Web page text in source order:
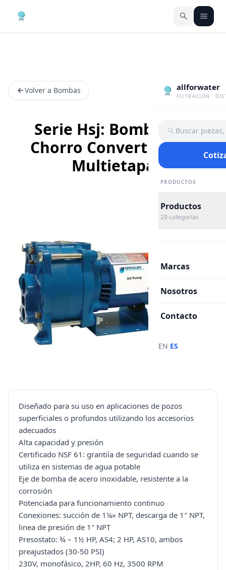
allforwater
FILTRACIÓN ·
Buscar
PRODUCTOS
Productos
29 categorías
Marcas
Nosotros
Contacto
EN·ES
Volver a Bombas
Serie Hsj: Bombas de
Chorro Convertibles a
Multietapa
Diseñado para su uso en aplicaciones de pozos
superficiales o profundos utilizando los accesorios
adecuados
Alta capacidad y presión
Certificado NSF 61: grantiía de seguridad cuando se
utiliza en sistemas de agua potable
Eje de bomba de acero inoxidable, resistente a la
corrosión
Potenciada para funcionamiento continuo
Conexiones: succión de 1¼» NPT, descarga de 1″ NPT,
linea de presión de 1″ NPT
Presostato: ¾ – 1½ HP, AS4; 2 HP, AS10, ambos
preajustados (30-50 PSI)
230V, monofásico, 2HP, 60 Hz, 3500 RPM